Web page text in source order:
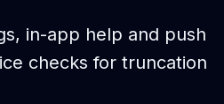
in-app help and push
checks for truncation